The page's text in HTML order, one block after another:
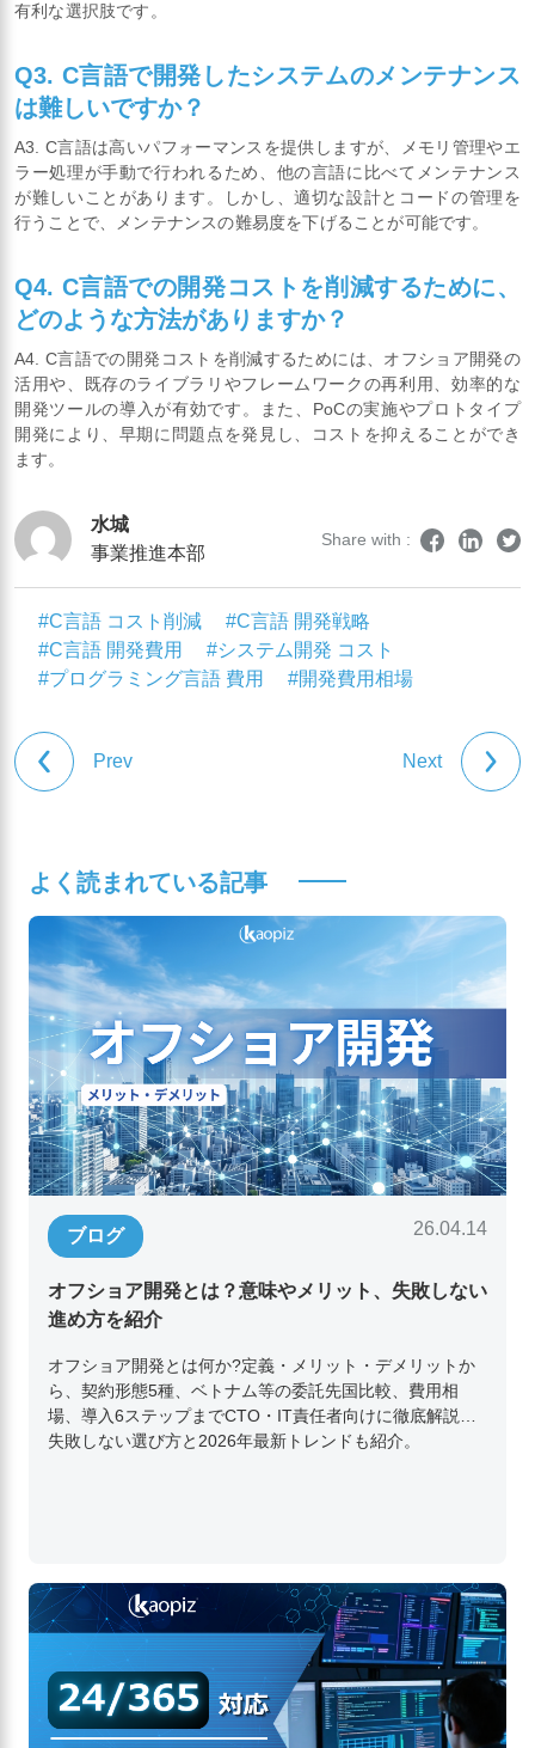
有利な選択肢です。
Q3. C言語で開発したシステムのメンテナンス
は難しいですか？
A3. C言語は高いパフォーマンスを提供しますが、メモリ管理やエ
ラー処理が手動で行われるため、他の言語に比べてメンテナンス
が難しいことがあります。しかし、適切な設計とコードの管理を
行うことで、メンテナンスの難易度を下げることが可能です。
Q4. C言語での開発コストを削減するために、
どのような方法がありますか？
A4. C言語での開発コストを削減するためには、オフショア開発の
活用や、既存のライブラリやフレームワークの再利用、効率的な
開発ツールの導入が有効です。また、PoCの実施やプロトタイプ
開発により、早期に問題点を発見し、コストを抑えることができ
ます。
水城
事業推進本部
Share with :
#C言語 コスト削減
#C言語 開発戦略
#C言語 開発費用
#システム開発 コスト
#プログラミング言語 費用
#開発費用相場
Prev Next
よく読まれている記事
ブログ 26.04.14
オフショア開発とは？意味やメリット、失敗しない
進め方を紹介
オフショア開発とは何か?定義・メリット・デメリットか
ら、契約形態5種、ベトナム等の委託先国比較、費用相
場、導入6ステップまでCTO・IT責任者向けに徹底解説。
失敗しない選び方と2026年最新トレンドも紹介。